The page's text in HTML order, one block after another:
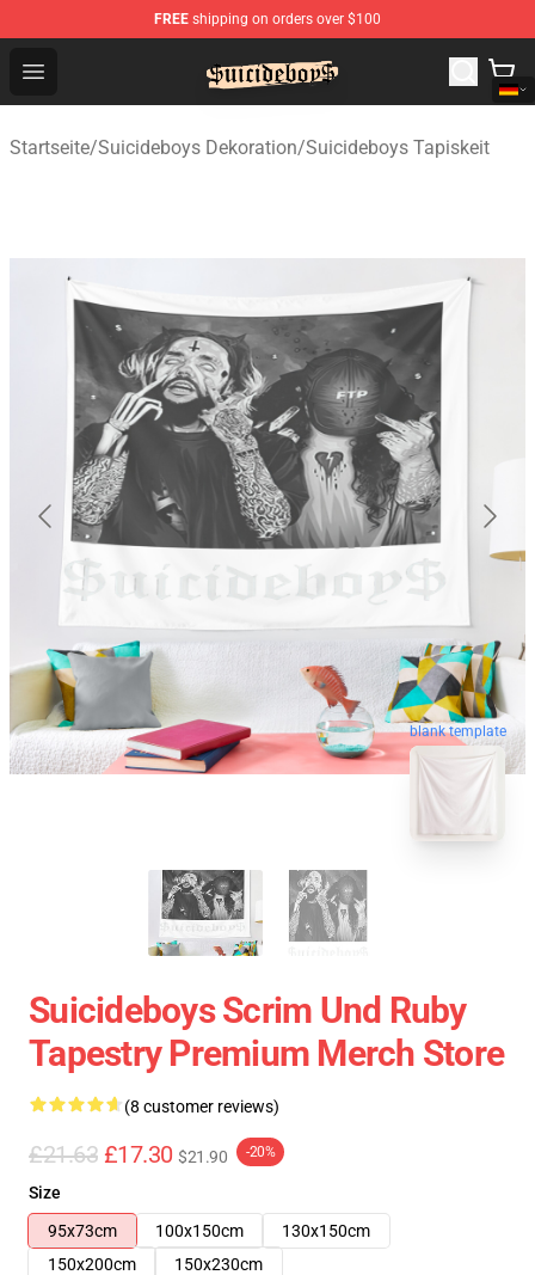
FREE shipping on orders over $100
Open menu
$uicideboy$ Shop - Official $uicideboy$ Merchandise
Startseite/Suicideboys Dekoration/Suicideboys Tapiskeit
blank template
Suicideboys Scrim Und Ruby
Tapestry Premium Merch Store
(8 customer reviews)
£21.63 £17.30 $21.90 -20%
Size
95x73cm
100x150cm
130x150cm
150x200cm
150x230cm